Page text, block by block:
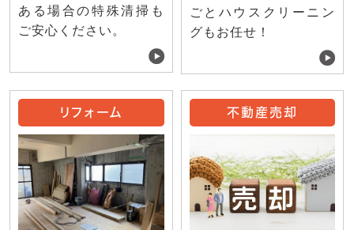
ある場合の特殊清掃も
ご安心ください。
ごとハウスクリーニン
グもお任せ！
リフォーム 不動産売却